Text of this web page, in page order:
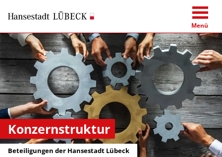
Menü
Konzernstruktur
Beteiligungen der Hansestadt Lübeck